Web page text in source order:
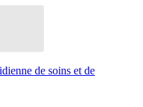
de soins et de